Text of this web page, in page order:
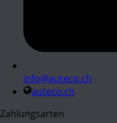
info@auteco.ch
auteco.ch
Zahlungsarten